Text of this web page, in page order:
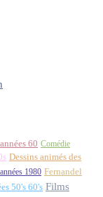
60 Comédie
Dessins animés des
1980 Fernandel
50's 60's Films